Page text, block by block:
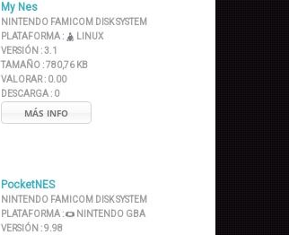
My Nes
NINTENDO FAMICOM DISK SYSTEM
PLATAFORMA :
LINUX
VERSIÓN :3.1
TAMAÑO :780,76 KB
VALORAR : 0.00
DESCARGA : 0
MÁS INFO
PocketNES
NINTENDO FAMICOM DISK SYSTEM
PLATAFORMA :
NINTENDO GBA
VERSIÓN :9.98